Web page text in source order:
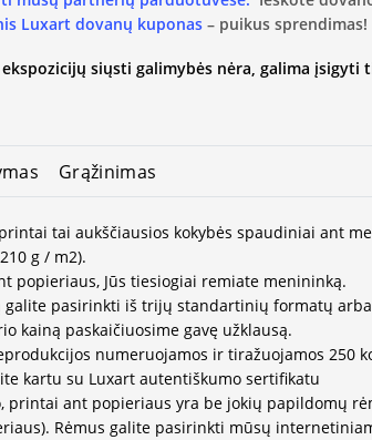
Luxart dovanų kuponas – puikus sprendimas!
siųsti galimybės nėra, galima įsigyti
Grąžinimas
tai aukščiausios kokybės spaudiniai ant
g / m2).
popieriaus, Jūs tiesiogiai remiate menininką.
galite pasirinkti iš trijų standartinių formatų
kainą paskaičiuosime gavę užklausą.
numeruojamos ir tiražuojamos 250
kartu su Luxart autentiškumo sertifikatu
printai ant popieriaus yra be jokių papildomų
Rėmus galite pasirinkti mūsų